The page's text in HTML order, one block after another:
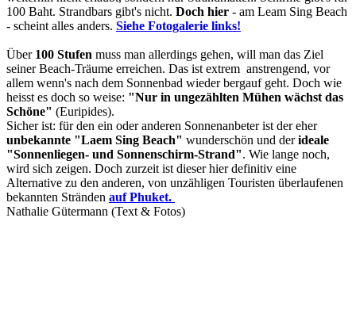
100 Baht. Strandbars gibt's nicht. Doch hier - am Leam Sing Beach
- scheint alles anders. Siehe Fotogalerie links!
Über 100 Stufen muss man allerdings gehen, will man das Ziel
seiner Beach-Träume erreichen. Das ist extrem anstrengend, vor
allem wenn's nach dem Sonnenbad wieder bergauf geht. Doch wie
heisst es doch so weise: "Nur in ungezählten Mühen wächst das
Schöne" (Euripides).
Sicher ist: für den ein oder anderen Sonnenanbeter ist der eher
unbekannte "Laem Sing Beach" wunderschön und derideale
"Sonnenliegen- und Sonnenschirm-Strand". Wie lange noch,
wird sich zeigen. Doch zurzeit ist dieser hier definitiv eine
Alternative zu den anderen, von unzähligen Touristen überlaufenen
bekannten Stränden auf Phuket.
Nathalie Gütermann (Text & Fotos)